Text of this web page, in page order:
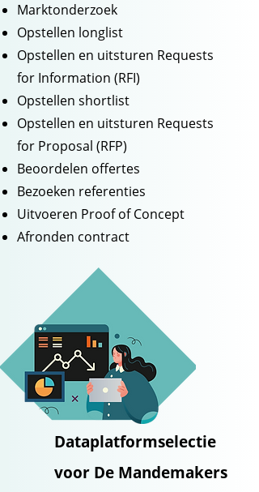
Marktonderzoek
Opstellen longlist
Opstellen en uitsturen Requests
for Information (RFI)
Opstellen shortlist
Opstellen en uitsturen Requests
for Proposal (RFP)
Beoordelen offertes
Bezoeken referenties
Uitvoeren Proof of Concept
Afronden contract
Dataplatformselectie
voor De Mandemakers